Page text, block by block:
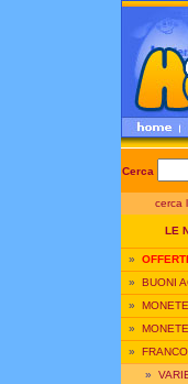
Cerca
cerca
LE
»
» BUONI
»
»
»
»